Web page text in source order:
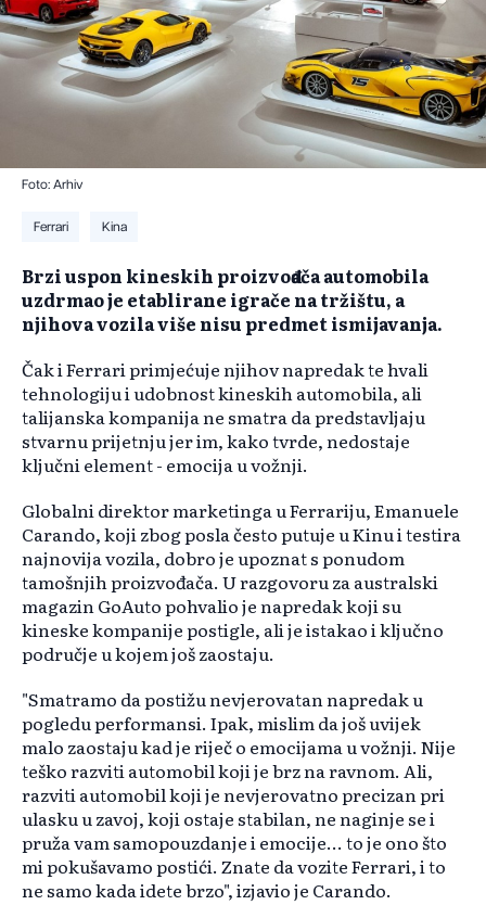
Foto: Arhiv
Ferrari Kina
Brzi uspon kineskih proizvođača automobila
uzdrmao je etablirane igrače na tržištu, a
njihova vozila više nisu predmet ismijavanja.
Čak i Ferrari primjećuje njihov napredak te hvali
tehnologiju i udobnost kineskih automobila, ali
talijanska kompanija ne smatra da predstavljaju
stvarnu prijetnju jer im, kako tvrde, nedostaje
ključni element - emocija u vožnji.
Globalni direktor marketinga u Ferrariju, Emanuele
Carando, koji zbog posla često putuje u Kinu i testira
najnovija vozila, dobro je upoznat s ponudom
tamošnjih proizvođača. U razgovoru za australski
magazin GoAuto pohvalio je napredak koji su
kineske kompanije postigle, ali je istakao i ključno
područje u kojem još zaostaju.
"Smatramo da postižu nevjerovatan napredak u
pogledu performansi. Ipak, mislim da još uvijek
malo zaostaju kad je riječ o emocijama u vožnji. Nije
teško razviti automobil koji je brz na ravnom. Ali,
razviti automobil koji je nevjerovatno precizan pri
ulasku u zavoj, koji ostaje stabilan, ne naginje se i
pruža vam samopouzdanje i emocije... to je ono što
mi pokušavamo postići. Znate da vozite Ferrari, i to
ne samo kada idete brzo", izjavio je Carando.